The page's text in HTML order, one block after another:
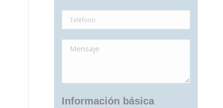
Información básica